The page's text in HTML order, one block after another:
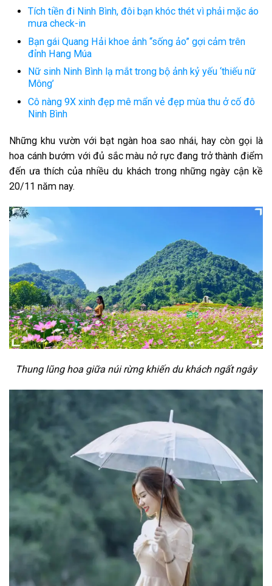
Tích tiền đi Ninh Bình, đôi bạn khóc thét vì phải mặc áo
mưa check-in
Bạn gái Quang Hải khoe ảnh “sống ảo” gợi cảm trên
đỉnh Hang Múa
Nữ sinh Ninh Bình lạ mắt trong bộ ảnh kỷ yếu ‘thiếu nữ
Mông’
Cô nàng 9X xinh đẹp mê mẩn vẻ đẹp mùa thu ở cố đô
Ninh Bình
Những khu vườn với bạt ngàn hoa sao nhái, hay còn gọi là
hoa cánh bướm với đủ sắc màu nở rực đang trở thành điểm
đến ưa thích của nhiều du khách trong những ngày cận kề
20/11 năm nay.
Thung lũng hoa giữa núi rừng khiến du khách ngất ngây